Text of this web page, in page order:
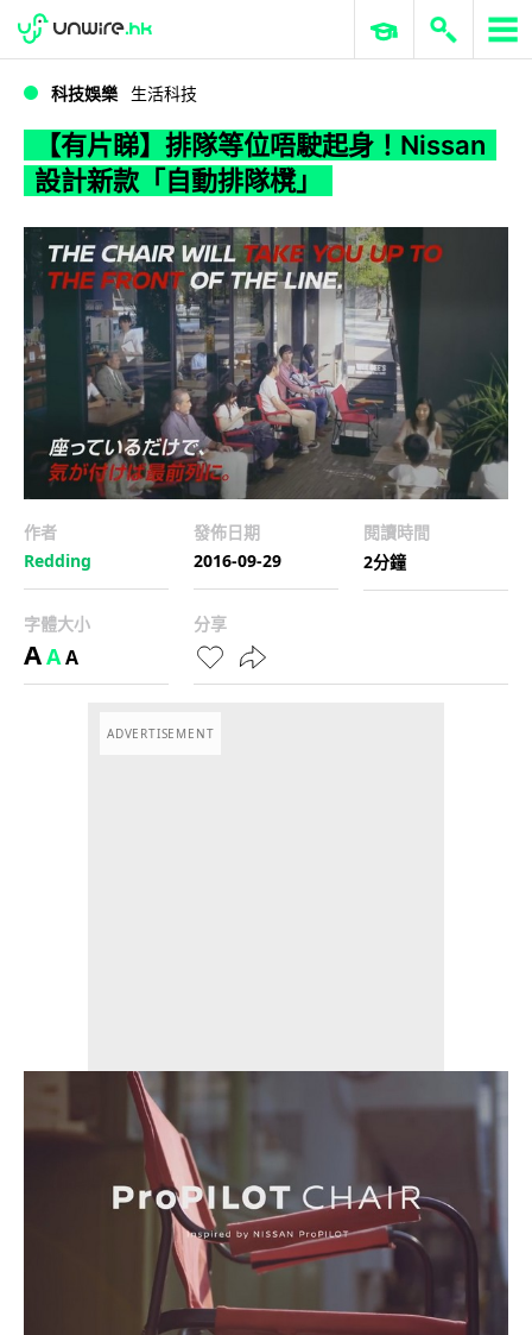
WWDC 2026 ERP 與商業 AI
科技娛樂 生活科技
【有片睇】排隊等位唔駛起身！Nissan
設計新款「自動排隊櫈」
作者
Redding
發佈日期
2016-09-29
閱讀時間
2分鐘
字體大小
AAA
分享
ADVERTISEMENT